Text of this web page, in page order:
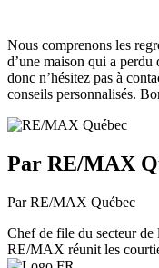
Nous comprenons les
d’une maison qui a
donc n’hésitez pas à
conseils personnalisés.
Par RE/MAX
Par RE/MAX Québec
Chef de file du secteur
RE/MAX réunit les